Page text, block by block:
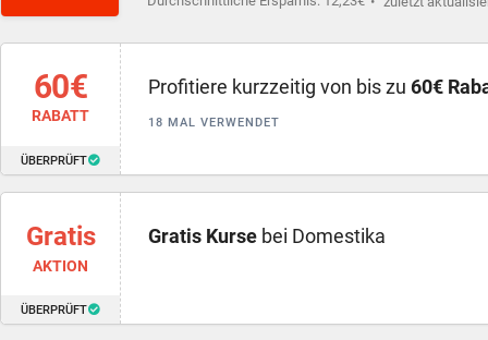
60€
RABATT
ÜBERPRÜFT
Profitiere kurzzeitig von bis zu 60€
18 MAL VERWENDET
Gratis
AKTION
ÜBERPRÜFT
Gratis Kurse bei Domestika